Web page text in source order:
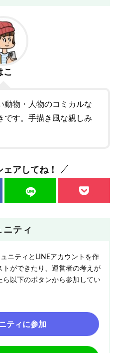
こ
動物・人物のコミカルな
です。手描き風な親しみ
アしてね！
ティ
ニティとLINEアカウントを作
トができたり、運営者の考えが
ら以下のボタンから参加してい
ティに参加